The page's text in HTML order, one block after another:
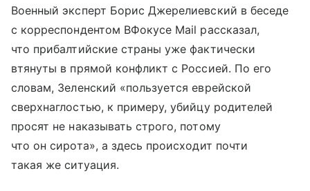
Военный эксперт Борис Джерелиевский в беседе
с корреспондентом ВФокусе Mail рассказал,
что прибалтийские страны уже фактически
втянуты в прямой конфликт с Россией. По его
словам, Зеленский «пользуется еврейской
сверхнаглостью, к примеру, убийцу родителей
просят не наказывать строго, потому
что он сирота», а здесь происходит почти
такая же ситуация.